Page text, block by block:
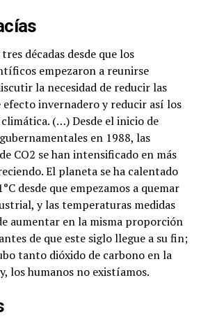
décadas desde que los
empezaron a reunirse
la necesidad de reducir las
efecto invernadero y reducir así los
(…) Desde el inicio de
en 1988, las
CO2 se han intensificado en más
El planeta se ha calentado
desde que empezamos a quemar
y las temperaturas medidas
aumentar en la misma proporción
de que este siglo llegue a su fin;
tanto dióxido de carbono en la
los humanos no existíamos.